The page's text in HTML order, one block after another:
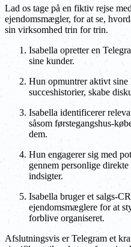
Lad os tage på en fiktiv rejse
ejendomsmægler, for at se,
sin virksomhed trin for trin.
Isabella opretter en
sine kunder.
Hun opmuntrer aktivt sine
succeshistorier, skabe
Isabella identificerer
såsom førstegangshus-
dem.
Hun engagerer sig med
gennem personlige
indsigter.
Isabella bruger et salgs-
ejendomsmæglere for at
forblive organiseret.
Afslutningsvis er Telegram et